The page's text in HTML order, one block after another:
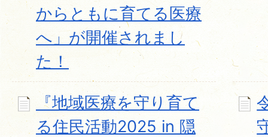
からともに育てる医療
へ」が開催されまし
た！
『地域医療を守り育て
る住民活動2025 in 隠